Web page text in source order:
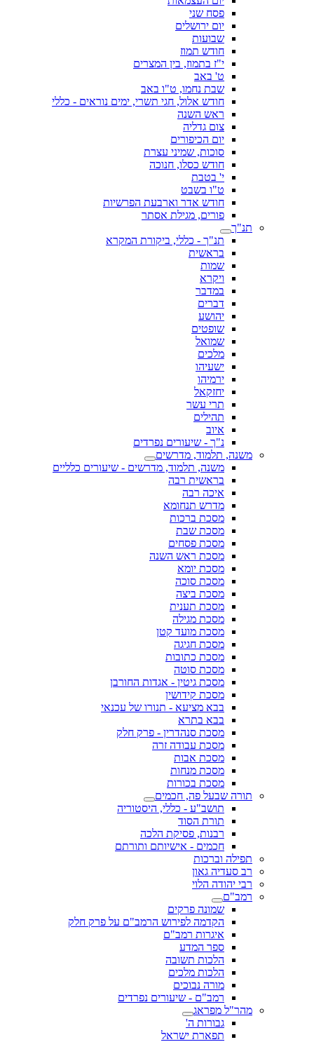
פסח שני
יום ירושלים
שבועות
חודש תמוז
י"ז בתמוז, בין המצרים
ט' באב
שבת נחמו, ט"ו באב
חודש אלול, חגי תשרי, ימים נוראים - כללי
ראש השנה
צום גדליה
יום הכיפורים
סוכות, שמיני עצרת
חודש כסלו, חנוכה
י' בטבת
ט"ו בשבט
חודש אדר וארבעת הפרשיות
פורים, מגילת אסתר
תנ"ך
תנ"ך - כללי, ביקורת המקרא
בראשית
שמות
ויקרא
במדבר
דברים
יהושע
שופטים
שמואל
מלכים
ישעיהו
ירמיהו
יחזקאל
תרי עשר
תהילים
איוב
נ"ך - שיעורים נפרדים
משנה, תלמוד, מדרשים
משנה, תלמוד, מדרשים - שיעורים כלליים
בראשית רבה
איכה רבה
מדרש תנחומא
מסכת ברכות
מסכת שבת
מסכת פסחים
מסכת ראש השנה
מסכת יומא
מסכת סוכה
מסכת ביצה
מסכת תענית
מסכת מגילה
מסכת מועד קטן
מסכת חגיגה
מסכת כתובות
מסכת סוטה
מסכת גיטין - אגדות החורבן
מסכת קידושין
בבא מציעא - תנורו של עכנאי
בבא בתרא
מסכת סנהדרין - פרק חלק
מסכת עבודה זרה
מסכת אבות
מסכת מנחות
מסכת בכורות
תורה שבעל פה, חכמים
תושב"ע - כללי, היסטוריה
תורת הסוד
רבנות, פסיקת הלכה
חכמים - אישיותם ותורתם
תפילה וברכות
רב סעדיה גאון
רבי יהודה הלוי
רמב"ם
שמונה פרקים
הקדמה לפירוש הרמב"ם על פרק חלק
איגרות רמב"ם
ספר המדע
הלכות תשובה
הלכות מלכים
מורה נבוכים
רמב"ם - שיעורים נפרדים
מהר"ל מפראג
גבורות ה'
תפארת ישראל